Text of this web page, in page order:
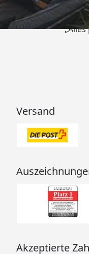
Versand
Akzeptierte